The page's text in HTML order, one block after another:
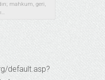
mahkum, geri,
default.asp?